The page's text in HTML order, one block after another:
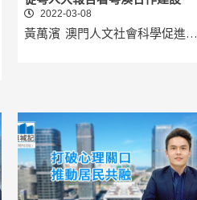
2022-03-08
黃萬濱 澳門人文社會科學促進…